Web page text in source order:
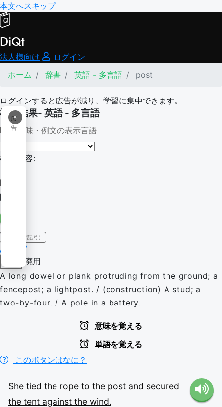
本文へスキップ
DiQt
法人様向け
ログイン
ホーム
辞書 英語 - 多言語 post
ログインすると広告が減り、学習に集中できます。
×
広
告
検索結果- 英語 - 多言語
意味・例文の表示言語
検索内容:
post
post
IPA（発音記号）
/pəʊst/
廃用
A long dowel or plank protruding from the ground; a
fencepost; a lightpost. / (construction) A stud; a
two-by-four. / A pole in a battery.
意味を覚える
単語を覚える
このボタンはなに？
She tied the rope to the post and secured
the tent against the wind.